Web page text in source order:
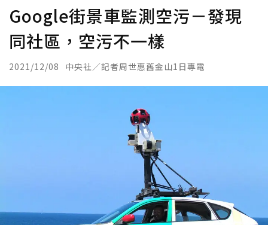
Google街景車監測空污－發現
同社區，空污不一樣
2021/12/08 中央社／記者周世惠舊金山1日專電